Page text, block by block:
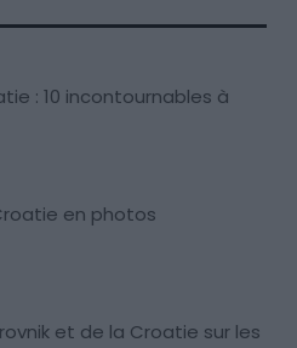
: 10 incontournables à
en photos
et de la Croatie sur les